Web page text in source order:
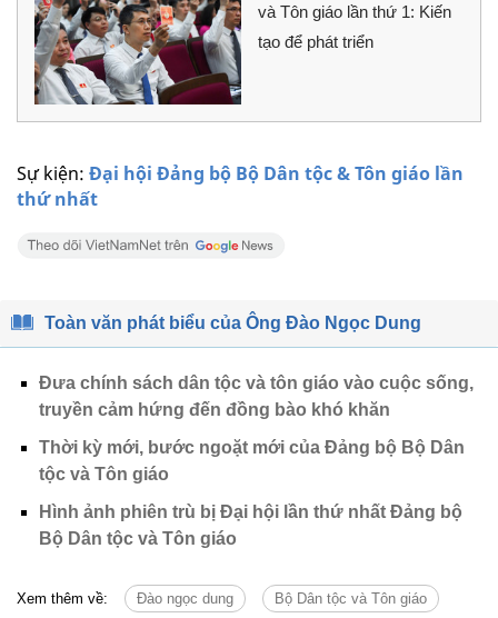
Sự kiện: Đại hội Đảng bộ Bộ Dân tộc & Tôn giáo lần
thứ nhất
và Tôn giáo lần thứ 1: Kiến
tạo để phát triển
Toàn văn phát biểu của Ông Đào Ngọc Dung
Đưa chính sách dân tộc và tôn giáo vào cuộc sống,
truyền cảm hứng đến đồng bào khó khăn
Thời kỳ mới, bước ngoặt mới của Đảng bộ Bộ Dân
tộc và Tôn giáo
Hình ảnh phiên trù bị Đại hội lần thứ nhất Đảng bộ
Bộ Dân tộc và Tôn giáo
Xem thêm về: Đào ngọc dung Bộ Dân tộc và Tôn giáo